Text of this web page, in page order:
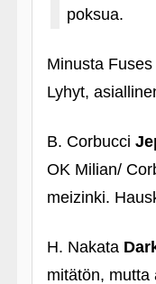
poksua.
Minusta
Lyhyt,
B. Corbucci
OK Milian/
meizinki.
H. Nakata
mitätön, mutta